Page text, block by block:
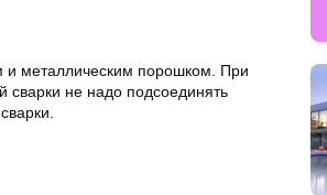
металлическим порошком. При
сварки не надо подсоединять